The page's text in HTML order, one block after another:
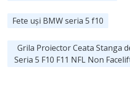
Fete uși BMW seria 5 f10
Grila Proiector Ceata Stanga
Seria 5 F10 F11 NFL Non